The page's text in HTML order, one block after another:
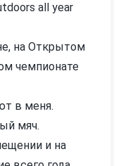
all year
на Открытом
чемпионате
в меня.
мяч.
и на